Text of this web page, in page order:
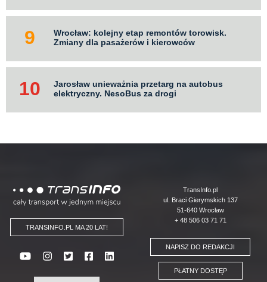
Wrocław: kolejny etap remontów torowisk.
Zmiany dla pasażerów i kierowców
Jarosław unieważnia przetarg na autobus
elektryczny. NesoBus za drogi
Logo
TRANSINFO.PL MA 20 LAT!
TransInfo.pl
ul. Braci Gierymskich 137
51-640 Wrocław
+ 48 506 03 71 71
NAPISZ DO REDAKCJI
PŁATNY DOSTĘP